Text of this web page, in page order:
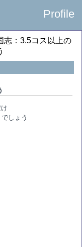
Profile
志：3.5コス以上の
しょう